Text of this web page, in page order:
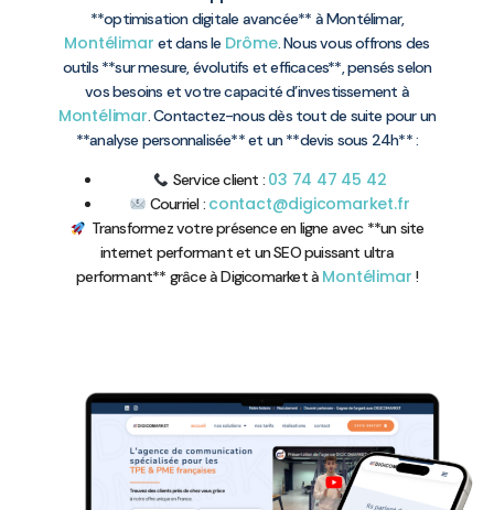
**optimisation digitale avancée** à Montélimar,
Montélimar et dans le Drôme. Nous vous offrons des
outils **sur mesure, évolutifs et efficaces**, pensés selon
vos besoins et votre capacité d’investissement à
Montélimar. Contactez-nous dès tout de suite pour un
**analyse personnalisée** et un **devis sous 24h** :
Service client : 03 74 47 45 42
Courriel : contact@digicomarket.fr
Transformez votre présence en ligne avec **un site
internet performant et un SEO puissant ultra
performant** grâce à Digicomarket à Montélimar !